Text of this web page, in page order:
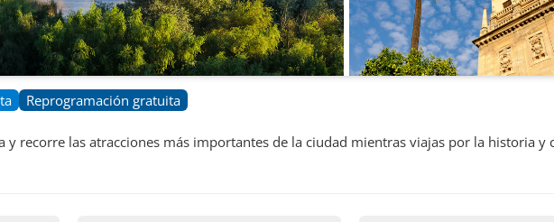
Reprogramación gratuita
y recorre las atracciones más importantes de la ciudad mientras viajas por la historia y